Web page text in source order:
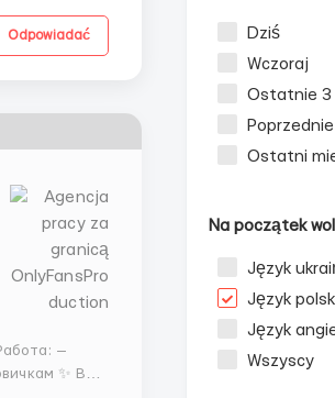
Odpowiadać
Dziś
Wczoraj
Ostatnie 3
Ostatni
Na początek
Język
Język
Język
Wszyscy